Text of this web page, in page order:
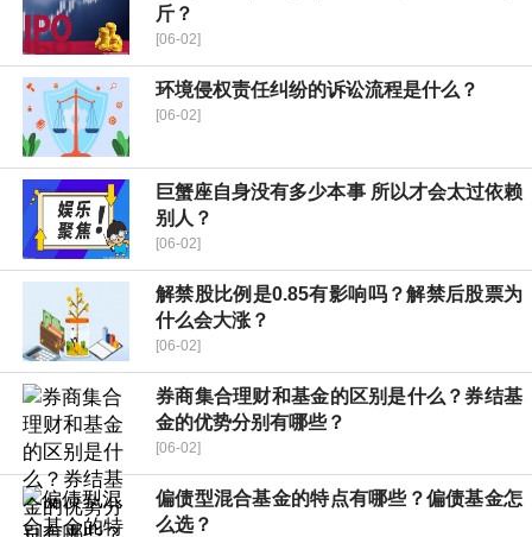
斤？
[06-02]
环境侵权责任纠纷的诉讼流程是什么？
[06-02]
巨蟹座自身没有多少本事 所以才会太过依赖
别人？
[06-02]
解禁股比例是0.85有影响吗？解禁后股票为
什么会大涨？
[06-02]
券商集合理财和基金的区别是什么？券结基
金的优势分别有哪些？
[06-02]
偏债型混合基金的特点有哪些？偏债基金怎
么选？